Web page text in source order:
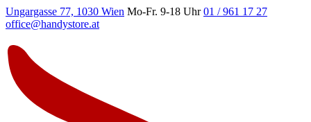
Ungargasse 77, 1030 Wien Mo-Fr. 9-18 Uhr 01 / 961 17 27
office@handystore.at